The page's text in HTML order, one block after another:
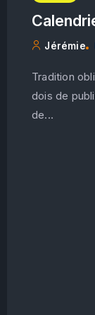
Jérémie
Tradition
dois de
de...